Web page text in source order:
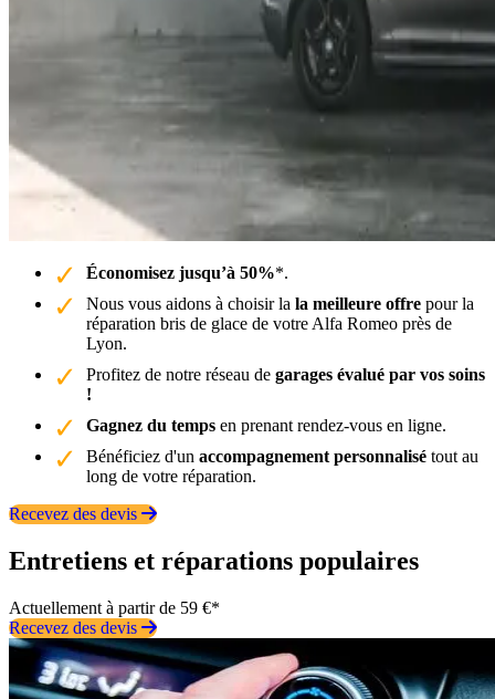
Économisez jusqu’à 50%*.
Nous vous aidons à choisir la la meilleure offre pour la
réparation bris de glace de votre Alfa Romeo près de
Lyon.
Profitez de notre réseau de garages évalué par vos soins
!
Gagnez du temps en prenant rendez-vous en ligne.
Bénéficiez d'un accompagnement personnalisé tout au
long de votre réparation.
Recevez des devis
Entretiens et réparations populaires
Actuellement à partir de 59 €*
Recevez des devis